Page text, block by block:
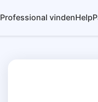
Professional vindenHelp